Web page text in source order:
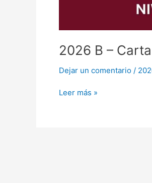
2026 B –
Dejar un comentario /
Leer más »